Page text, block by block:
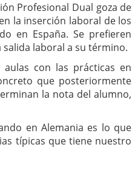
Profesional Dual goza de
la inserción laboral de los
en España. Se prefieren
laboral a su término.
aulas con las prácticas en
que posteriormente
la nota del alumno,
en Alemania es lo que
típicas que tiene nuestro